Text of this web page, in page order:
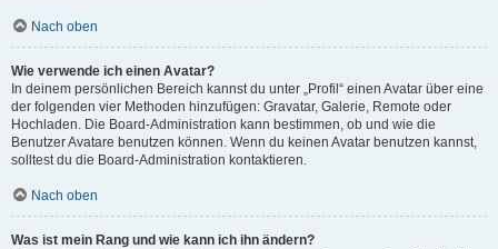
Nach oben
Wie verwende ich einen Avatar?
In deinem persönlichen Bereich kannst du unter „Profil“ einen Avatar über eine
der folgenden vier Methoden hinzufügen: Gravatar, Galerie, Remote oder
Hochladen. Die Board-Administration kann bestimmen, ob und wie die
Benutzer Avatare benutzen können. Wenn du keinen Avatar benutzen kannst,
solltest du die Board-Administration kontaktieren.
Nach oben
Was ist mein Rang und wie kann ich ihn ändern?